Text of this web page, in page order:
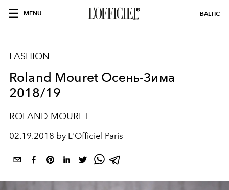
MENU BALTIC
FASHION
Roland Mouret Oсень-Зима
2018/19
ROLAND MOURET
02.19.2018 by L'Officiel Paris